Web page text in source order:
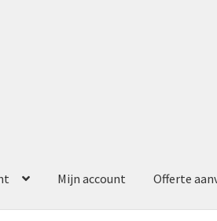
Mijn account Offerte